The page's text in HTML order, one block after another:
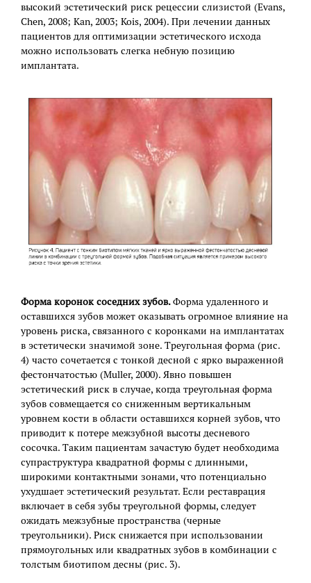
высокий эстетический риск рецессии слизистой (Evans,
Chen, 2008; Kan, 2003; Kois, 2004). При лечении данных
пациентов для оптимизации эстетического исхода
можно использовать слегка небную позицию
имплантата.
Форма коронок соседних зубов.Форма удаленного и
оставшихся зубов может оказывать огромное влияние на
уровень риска, связанного с коронками на имплантатах
в эстетически значимой зоне. Треугольная форма (рис.
4) часто сочетается с тонкой десной с ярко выраженной
фестончатостью (Muller, 2000). Явно повышен
эстетический риск в случае, когда треугольная форма
зубов совмещается со сниженным вертикальным
уровнем кости в области оставшихся корней зубов, что
приводит к потере межзубной высоты десневого
сосочка. Таким пациентам зачастую будет необходима
супраструктура квадратной формы с длинными,
широкими контактными зонами, что потенциально
ухудшает эстетический результат. Если реставрация
включает в себя зубы треугольной формы, следует
ожидать межзубные пространства (черные
треугольники). Риск снижается при использовании
прямоугольных или квадратных зубов в комбинации с
толстым биотипом десны (рис. 3).